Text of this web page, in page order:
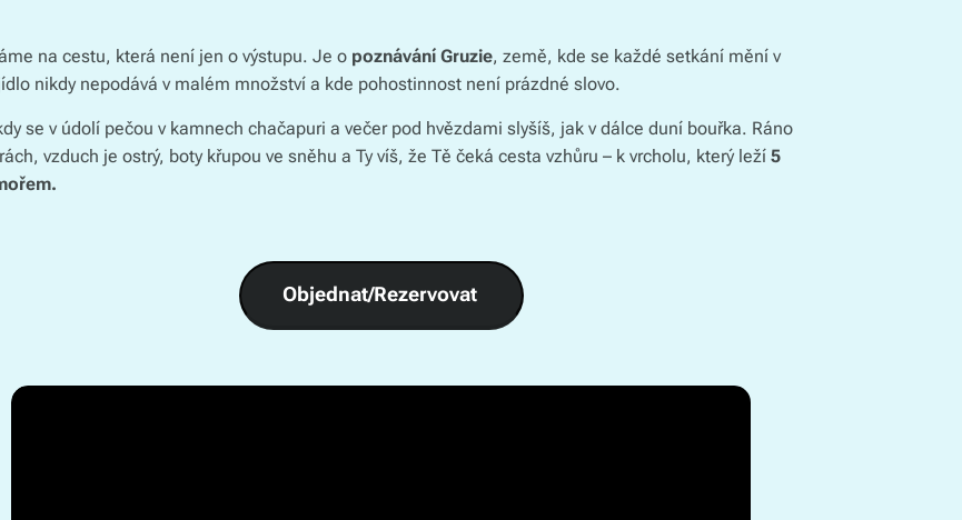
na cestu, která není jen o výstupu. Je o poznávání Gruzie, země, kde se každé setkání mění v
nikdy nepodává v malém množství a kde pohostinnost není prázdné slovo.
se v údolí pečou v kamnech chačapuri a večer pod hvězdami slyšíš, jak v dálce duní bouřka. Ráno
vzduch je ostrý, boty křupou ve sněhu a Ty víš, že Tě čeká cesta vzhůru – k vrcholu, který leží 5
Objednat/Rezervovat